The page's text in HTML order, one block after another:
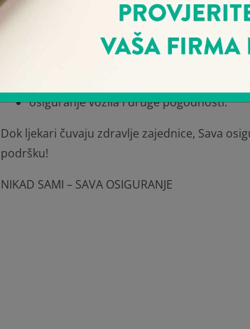
profesionalnu odgovornost,
osiguranje imovine,
osiguranje vozila i druge pogodnosti.
Dok ljekari čuvaju zdravlje zajednice, Sava
podršku!
NIKAD SAMI – SAVA OSIGURANJE